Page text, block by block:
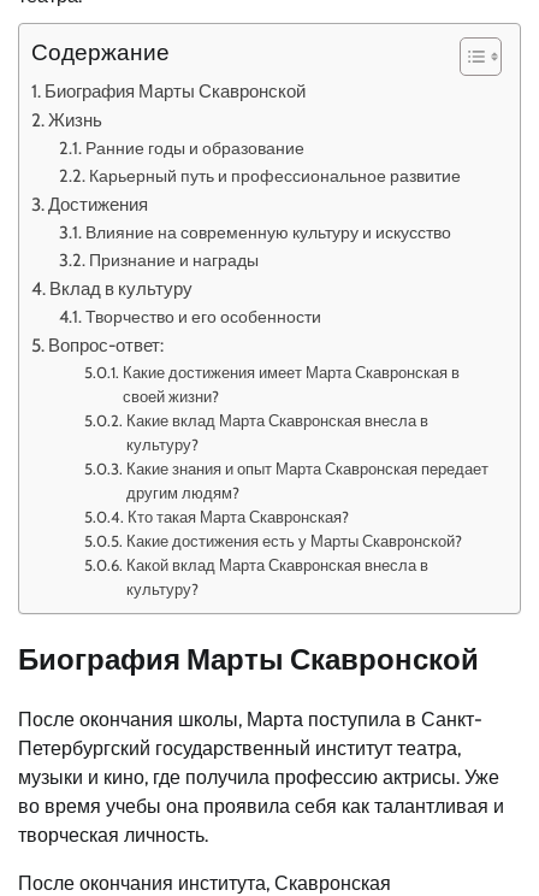
Содержание
Биография Марты Скавронской
Жизнь
Ранние годы и образование
Карьерный путь и профессиональное развитие
Достижения
Влияние на современную культуру и искусство
Признание и награды
Вклад в культуру
Творчество и его особенности
Вопрос-ответ:
Какие достижения имеет Марта Скавронская в
своей жизни?
Какие вклад Марта Скавронская внесла в
культуру?
Какие знания и опыт Марта Скавронская передает
другим людям?
Кто такая Марта Скавронская?
Какие достижения есть у Марты Скавронской?
Какой вклад Марта Скавронская внесла в
культуру?
Биография Марты Скавронской
После окончания школы, Марта поступила в Санкт-
Петербургский государственный институт театра,
музыки и кино, где получила профессию актрисы. Уже
во время учебы она проявила себя как талантливая и
творческая личность.
После окончания института, Скавронская